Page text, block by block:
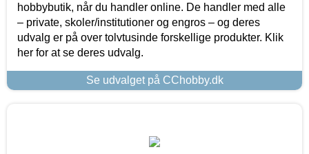
hobbybutik, når du handler online. De handler med alle
– private, skoler/institutioner og engros – og deres
udvalg er på over tolvtusinde forskellige produkter. Klik
her for at se deres udvalg.
Se udvalget på CChobby.dk